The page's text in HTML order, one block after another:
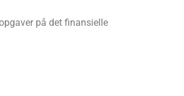
på det finansielle